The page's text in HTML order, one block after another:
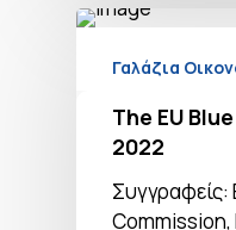
Γαλάζια
The EU
2022
Συγγραφείς: